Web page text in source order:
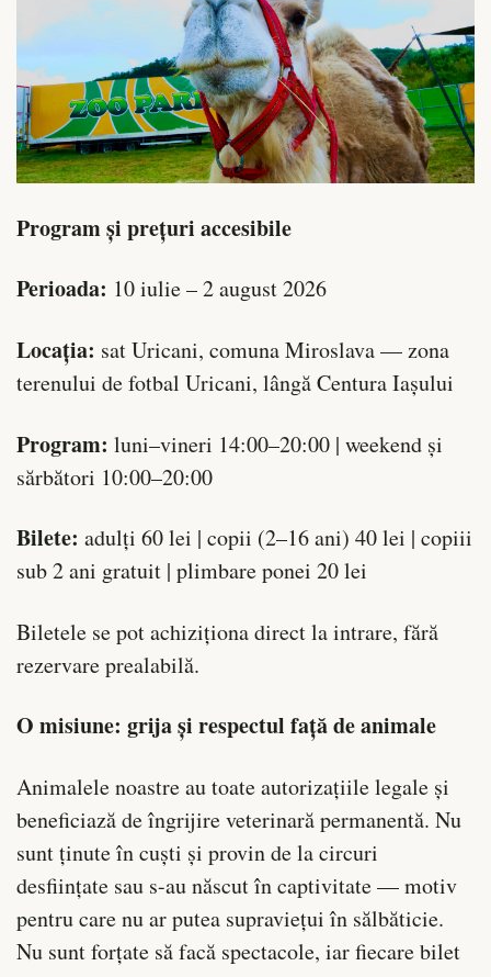
Program și prețuri accesibile
Perioada: 10 iulie – 2 august 2026
Locația: sat Uricani, comuna Miroslava — zona
terenului de fotbal Uricani, lângă Centura Iașului
Program: luni–vineri 14:00–20:00 | weekend și
sărbători 10:00–20:00
Bilete: adulți 60 lei | copii (2–16 ani) 40 lei | copiii
sub 2 ani gratuit | plimbare ponei 20 lei
Biletele se pot achiziționa direct la intrare, fără
rezervare prealabilă.
O misiune: grija și respectul față de animale
Animalele noastre au toate autorizațiile legale și
beneficiază de îngrijire veterinară permanentă. Nu
sunt ținute în cuști și provin de la circuri
desființate sau s-au născut în captivitate — motiv
pentru care nu ar putea supraviețui în sălbăticie.
Nu sunt forțate să facă spectacole, iar fiecare bilet